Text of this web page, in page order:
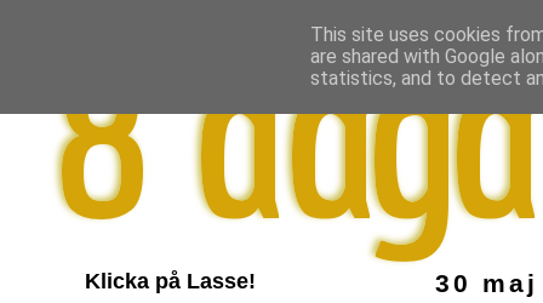
30
Klicka på Lasse!
This site uses cookies
are shared with Google
statistics, and to detect